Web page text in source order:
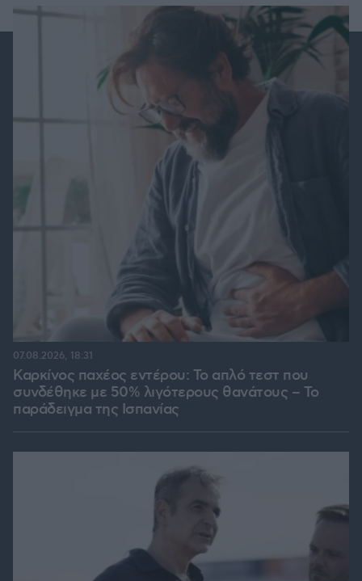
Καρκίνος παχέος εντέρου: Το απλό τεστ που
συνδέθηκε με 50% λιγότερους θανάτους – Το
παράδειγμα της Ισπανίας
07.08.2026, 18:31